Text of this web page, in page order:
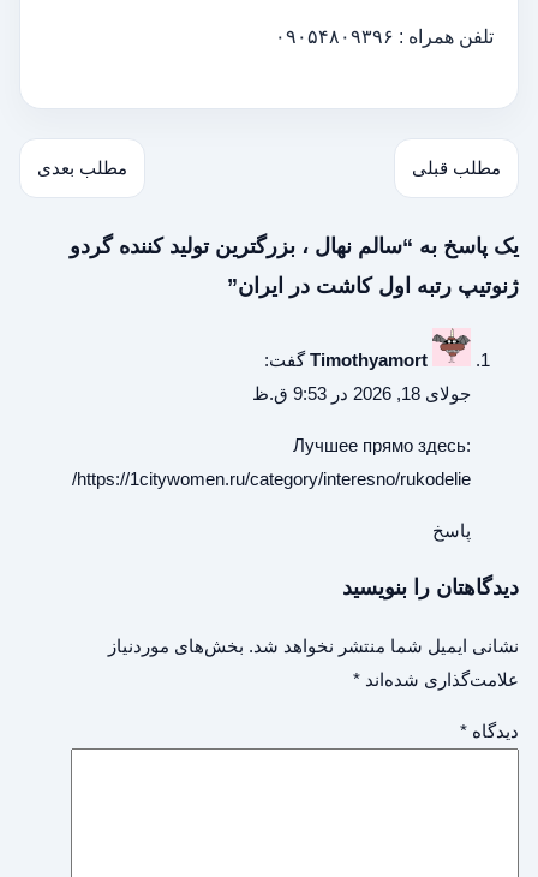
تلفن همراه : ۰۹۰۵۴۸۰۹۳۹۶
مطلب قبلی مطلب بعدی
یک پاسخ به “سالم نهال ، بزرگترین تولید کننده گردو
ژنوتیپ رتبه اول کاشت در ایران”
Timothyamort گفت:
جولای 18, 2026 در 9:53 ق.ظ
Лучшее прямо здесь:
https://1citywomen.ru/category/interesno/rukodelie/
پاسخ
دیدگاهتان را بنویسید
نشانی ایمیل شما منتشر نخواهد شد. بخش‌های موردنیاز
علامت‌گذاری شده‌اند *
دیدگاه *